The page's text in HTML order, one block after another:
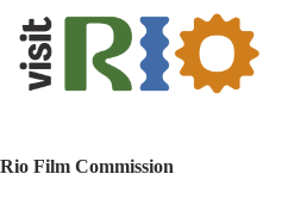
Rio Film Commission